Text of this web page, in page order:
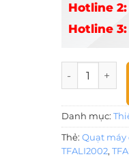
Hotline
Hotline
Quạt máy
Danh mục:
Thẻ: Quạt máy
TFALI2002,